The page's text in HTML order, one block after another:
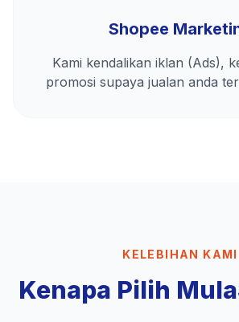
Shopee
Kami kendalikan iklan (Ads),
promosi supaya jualan anda
KELEBIHAN KAMI
Kenapa Pilih